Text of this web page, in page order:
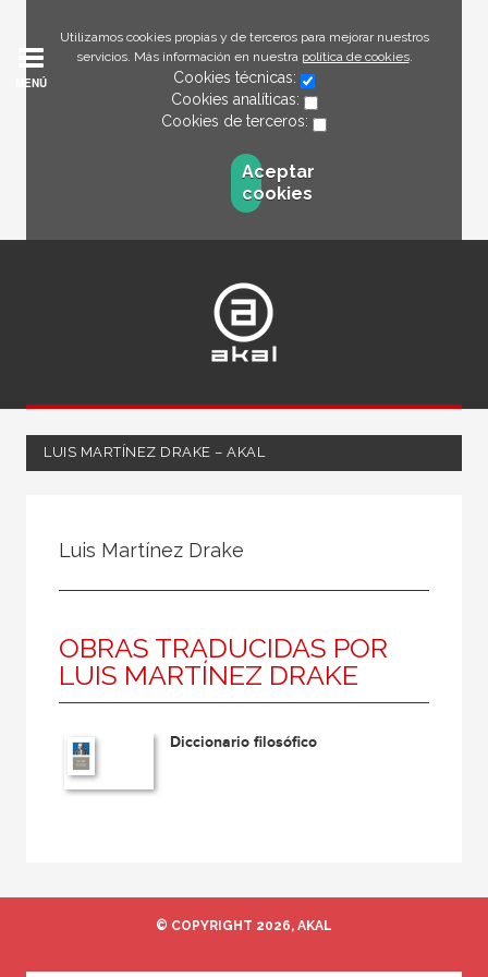
Utilizamos cookies propias y de terceros para mejorar nuestros
servicios. Más información en nuestra política de cookies.
Cookies técnicas:
Cookies analíticas:
Cookies de terceros:
Aceptar
cookies
MENÚ
LUIS MARTÍNEZ DRAKE – AKAL
Coordinador
Editor
Escritor
Escritora
Traductor
Luis Martínez Drake
OBRAS TRADUCIDAS POR
LUIS MARTÍNEZ DRAKE
Diccionario filosófico
© COPYRIGHT 2026, AKAL